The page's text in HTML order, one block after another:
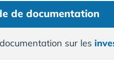
de documentation
sur les